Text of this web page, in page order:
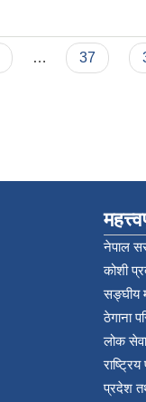
… 37
नेपाल
कोशी
सङ्‍घीय
ठेगाना
लोक
प्रदेश